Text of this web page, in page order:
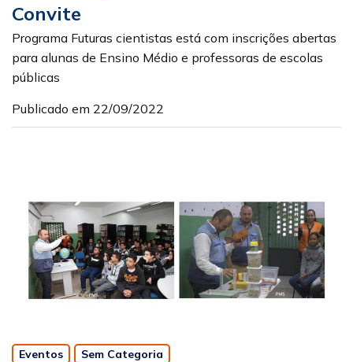
Convite
Programa Futuras cientistas está com inscrições abertas
para alunas de Ensino Médio e professoras de escolas
públicas
Publicado em 22/09/2022
Eventos Sem Categoria